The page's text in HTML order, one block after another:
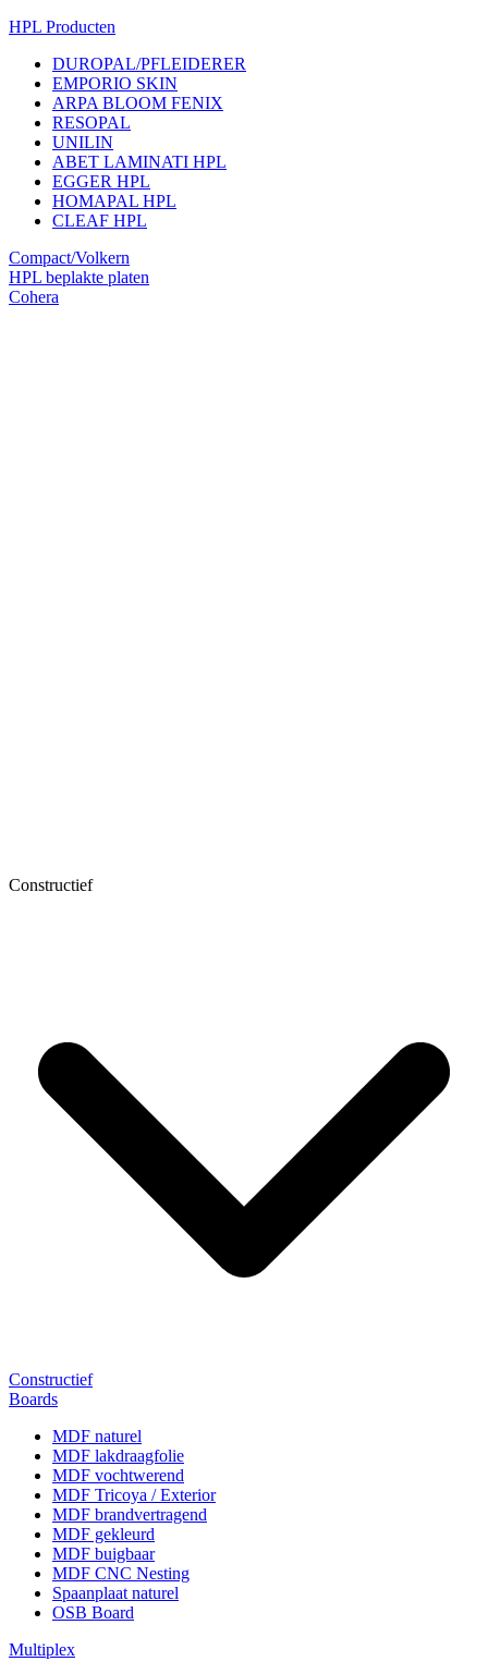
HPL Producten
DUROPAL/PFLEIDERER
EMPORIO SKIN
ARPA BLOOM FENIX
RESOPAL
UNILIN
ABET LAMINATI HPL
EGGER HPL
HOMAPAL HPL
CLEAF HPL
Compact/Volkern
HPL beplakte platen
Cohera
Constructief
Constructief
Boards
MDF naturel
MDF lakdraagfolie
MDF vochtwerend
MDF Tricoya / Exterior
MDF brandvertragend
MDF gekleurd
MDF buigbaar
MDF CNC Nesting
Spaanplaat naturel
OSB Board
Multiplex